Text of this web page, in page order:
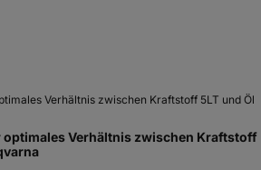
optimales Verhältnis zwischen Kraftstoff